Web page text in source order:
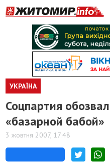
УКРАЇНА
Соцпартия
«базарной бабой»
3 жовтня 2007, 17:48